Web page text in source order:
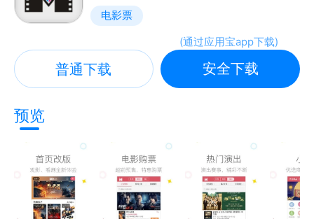
电影票
(通过应用宝app下载)
普通下载 安全下载
预览